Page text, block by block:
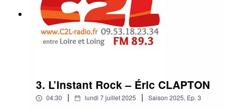
3. L’Instant Rock – Éric CLAPTON
04:30 | lundi 7 juillet 2025 | Saison 2025, Ep. 3